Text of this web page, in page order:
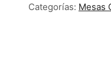
Categorías: Mesas